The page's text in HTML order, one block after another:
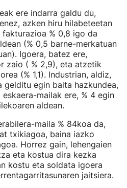
ere indarra galdu du,
azken hiru hilabeteetan
% 0,8 igo da
(% 0,5 barne-merkatuan
Igoera, batez ere,
zaio ( % 2,9), eta atzetik
(% 1,1). Industrian, aldiz,
gelditu egin baita hazkundea,
mailak ere, % 4 egin
aldean.
maila % 84koa da,
txikiagoa, baina iazko
Horrez gain, lehengaien
eta kostua dira kezka
kostu eta soldata igoera
jaitsiera.